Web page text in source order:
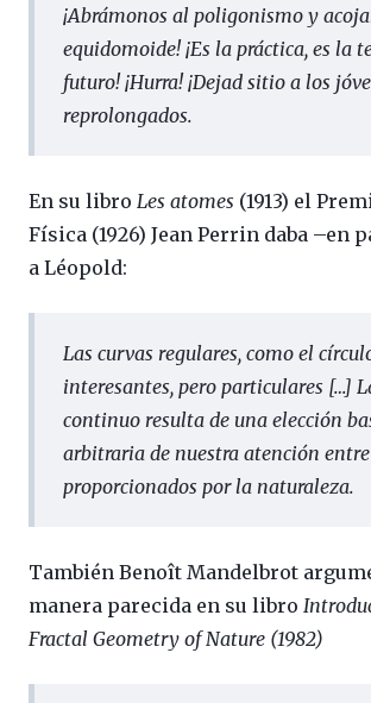
¡Abrámonos al poligonismo y
equidomoide! ¡Es la práctica, es la
futuro! ¡Hurra! ¡Dejad sitio a los
reprolongados.
En su libro Les atomes (1913) el
Física (1926) Jean Perrin daba –en
a Léopold:
Las curvas regulares, como el
interesantes, pero particulares […]
continuo resulta de una elección
arbitraria de nuestra atención
proporcionados por la naturaleza.
También Benoît Mandelbrot
manera parecida en su libro
Fractal Geometry of Nature (1982)